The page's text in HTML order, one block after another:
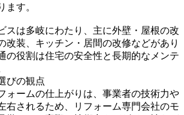
ます。
スは多岐にわたり、主に外壁・屋根の改
改装、キッチン・居間の改修などがあり
の役割は住宅の安全性と長期的なメンテ
びの観点
ォームの仕上がりは、事業者の技術力や
右されるため、リフォーム専門会社のモ